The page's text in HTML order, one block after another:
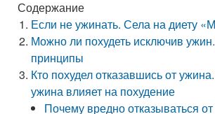
Содержание
Если не ужинать. Села на диету
Можно ли похудеть исключив
принципы
Кто похудел отказавшись от
ужина влияет на похудение
Почему вредно отказываться